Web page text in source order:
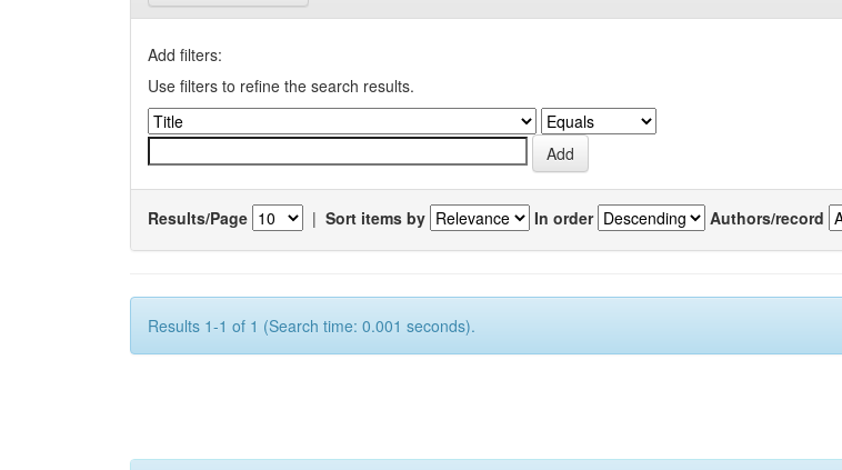
Add filters:
Use filters to refine the search results.
Results/Page | Sort items by In order Authors/record
Results 1-1 of 1 (Search time: 0.001 seconds).